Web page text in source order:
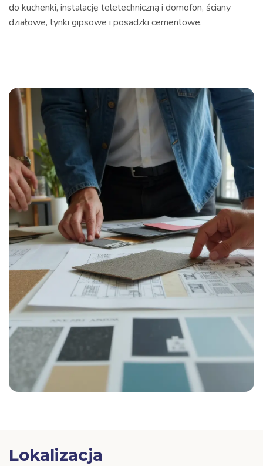
do kuchenki, instalację teletechniczną i domofon, ściany
działowe, tynki gipsowe i posadzki cementowe.
Lokalizacja